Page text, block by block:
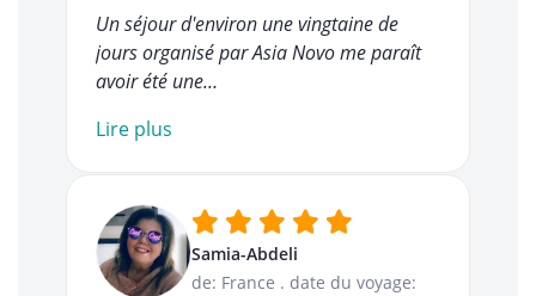
Un séjour d'environ une vingtaine de
jours organisé par Asia Novo me paraît
avoir été une…
Lire plus
Samia-Abdeli
de: France . date du voyage: